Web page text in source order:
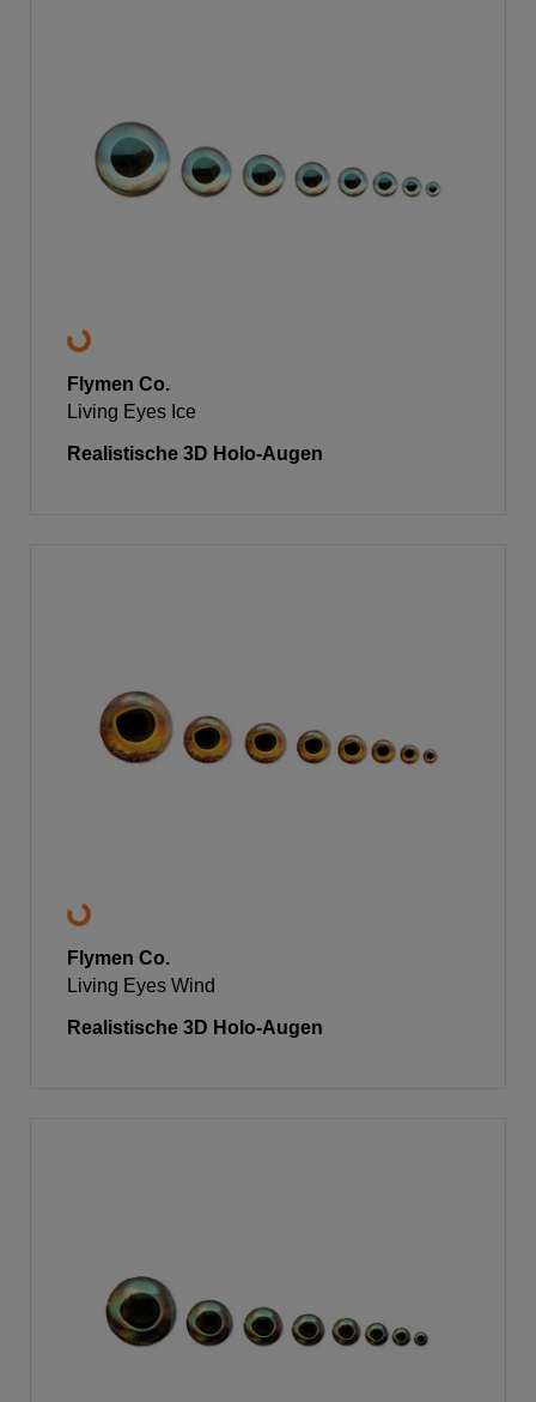
Flymen Co.
Living Eyes Ice
Realistische 3D Holo-Augen
Flymen Co.
Living Eyes Wind
Realistische 3D Holo-Augen